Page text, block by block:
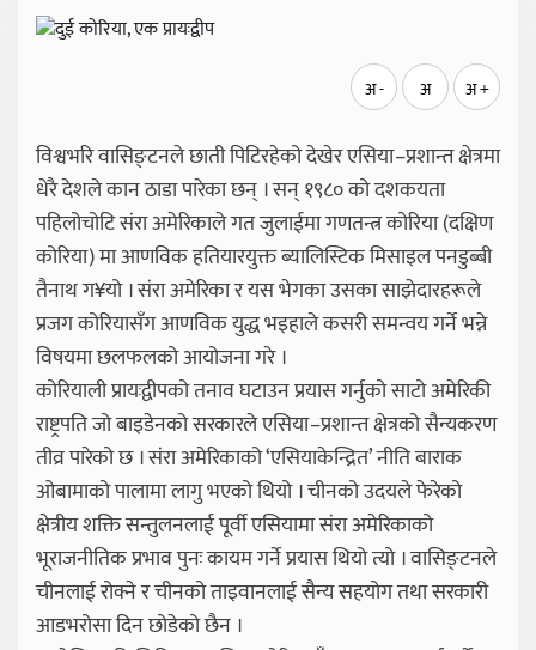
अ - अ अ +
विश्वभरि वासिङ्टनले छाती पिटिरहेको देखेर एसिया–प्रशान्त क्षेत्रमा
धेरै देशले कान ठाडा पारेका छन् । सन् १९८० को दशकयता
पहिलोचोटि संरा अमेरिकाले गत जुलाईमा गणतन्त्र कोरिया (दक्षिण
कोरिया) मा आणविक हतियारयुक्त ब्यालिस्टिक मिसाइल पनडुब्बी
तैनाथ ग¥यो । संरा अमेरिका र यस भेगका उसका साझेदारहरूले
प्रजग कोरियासँग आणविक युद्ध भइहाले कसरी समन्वय गर्ने भन्ने
विषयमा छलफलको आयोजना गरे ।
कोरियाली प्रायःद्वीपको तनाव घटाउन प्रयास गर्नुको साटो अमेरिकी
राष्ट्रपति जो बाइडेनको सरकारले एसिया–प्रशान्त क्षेत्रको सैन्यकरण
तीव्र पारेको छ । संरा अमेरिकाको ‘एसियाकेन्द्रित’ नीति बाराक
ओबामाको पालामा लागु भएको थियो । चीनको उदयले फेरेको
क्षेत्रीय शक्ति सन्तुलनलाई पूर्वी एसियामा संरा अमेरिकाको
भूराजनीतिक प्रभाव पुनः कायम गर्ने प्रयास थियो त्यो । वासिङ्टनले
चीनलाई रोक्ने र चीनको ताइवानलाई सैन्य सहयोग तथा सरकारी
आडभरोसा दिन छोडेको छैन ।